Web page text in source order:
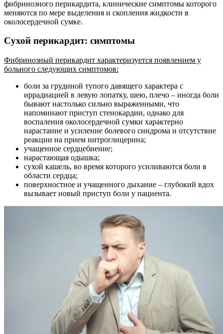
фибринозного перикардита, клинические симптомы которого
меняются по мере выделения и скопления жидкости в
околосердечной сумке.
Сухой перикардит: симптомы
Фибринозный перикардит характеризуется появлением у
больного следующих симптомов:
боли за грудиной тупого давящего характера с
иррадиацией в левую лопатку, шею, плечо – иногда боли
бывают настолько сильно выраженными, что
напоминают приступ стенокардии, однако для
воспаления околосердечной сумки характерно
нарастание и усиление болевого синдрома и отсутствие
реакции на прием нитроглицерина;
учащенное сердцебиение;
нарастающая одышка;
сухой кашель, во время которого усиливаются боли в
области сердца;
поверхностное и учащенного дыхание – глубокий вдох
вызывает новый приступ боли у пациента.